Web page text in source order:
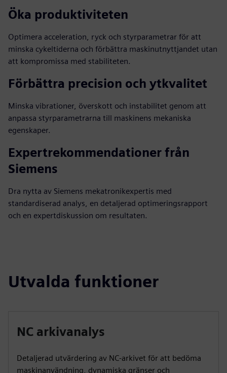
Öka produktiviteten
Optimera acceleration, ryck och styrparametrar för att
minska cykeltiderna och förbättra maskinutnyttjandet utan
att kompromissa med stabiliteten.
Förbättra precision och ytkvalitet
Minska vibrationer, överskott och instabilitet genom att
anpassa styrparametrarna till maskinens mekaniska
egenskaper.
Expertrekommendationer från
Siemens
Dra nytta av Siemens mekatronikexpertis med
standardiserad analys, en detaljerad optimeringsrapport
och en expertdiskussion om resultaten.
Utvalda funktioner
NC arkivanalys
Detaljerad utvärdering av NC-arkivet för att bedöma
maskinanvändning, dynamiska gränser och